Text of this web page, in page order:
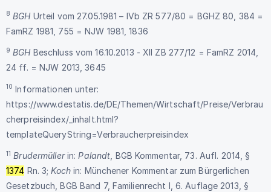
8 BGHUrteil vom 27.05.1981 – IVb ZR 577/80 = BGHZ 80, 384 =
FamRZ 1981, 755 = NJW 1981, 1836
9 BGHBeschluss vom 16.10.2013 - XII ZB 277/12 = FamRZ 2014,
24 ff. = NJW 2013, 3645
10 Informationen unter:
https://www.destatis.de/DE/Themen/Wirtschaft/Preise/Verbrau
cherpreisindex/_inhalt.html?
templateQueryString=Verbraucherpreisindex
11 Brudermüllerin:Palandt , BGB Kommentar, 73. Aufl. 2014, §
1374 Rn. 3;Kochin: Münchener Kommentar zum Bürgerlichen
Gesetzbuch, BGB Band 7, Familienrecht I, 6. Auflage 2013, §